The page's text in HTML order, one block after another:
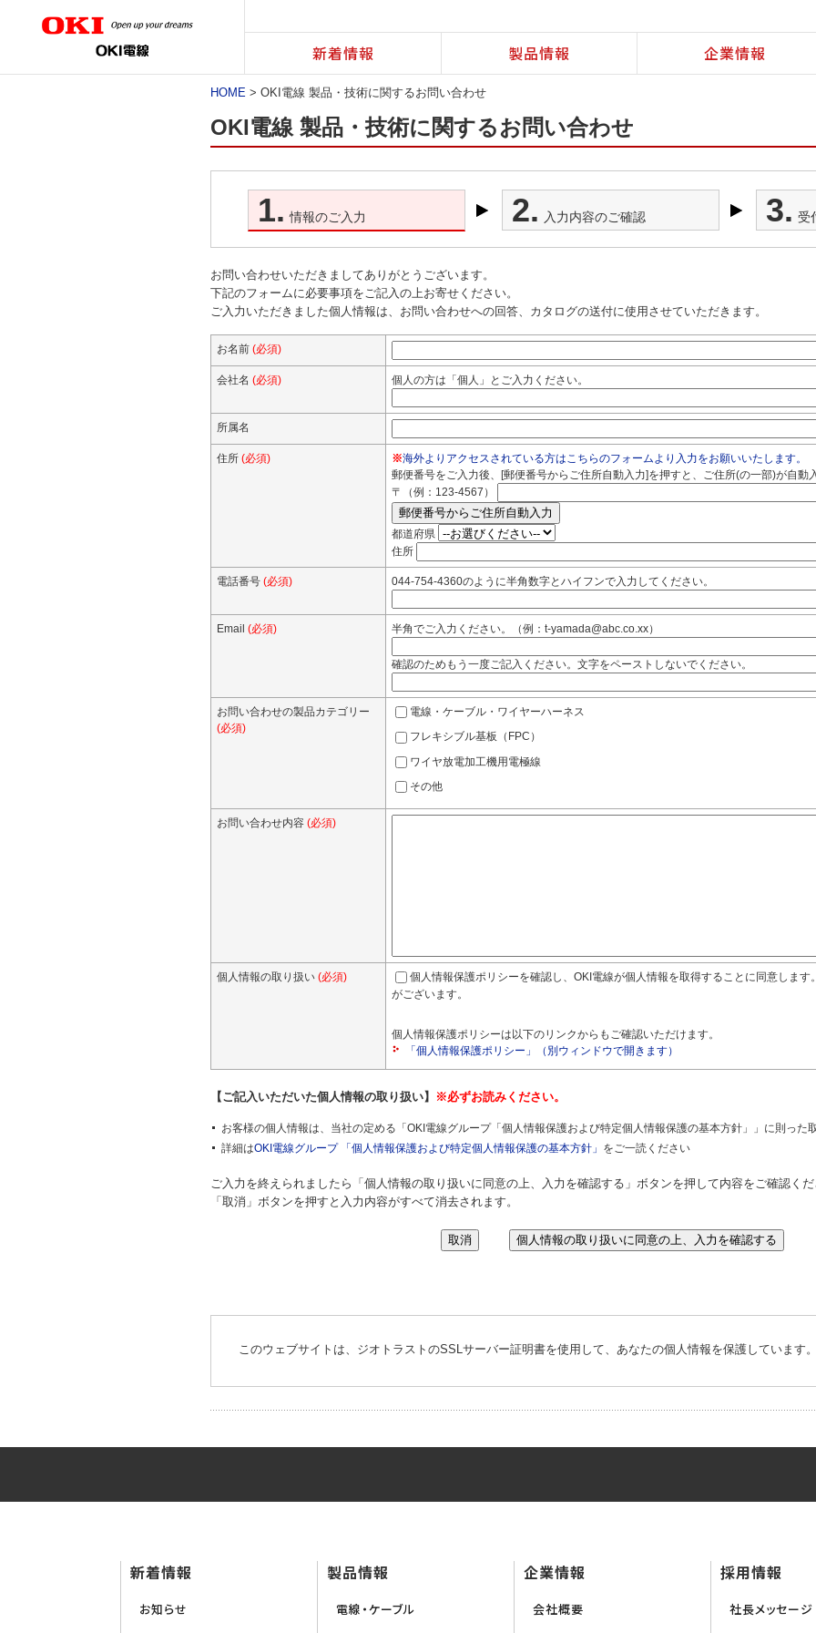
新着情報 製品情報 企業情報
HOME > OKI電線 製品・技術に関するお問い合わせ
OKI電線 製品・技術に関するお問い合わせ
1. 情報のご入力 2. 入力内容のご確認 3. 受
お問い合わせいただきましてありがとうございます。
下記のフォームに必要事項をご記入の上お寄せください。
ご入力いただきました個人情報は、お問い合わせへの回答、カタログの送付に使用させていただきます。
お名前 (必須)
会社名 (必須) 個人の方は「個人」とご入力ください。
所属名
住所 (必須) ※海外よりアクセスされている方はこちらのフォームより入力をお願いいたします。
郵便番号をご入力後、[郵便番号からご住所自動入力]を押すと、ご住所(の一部)が自動
〒（例：123-4567）
都道府県
住所
電話番号 (必須) 044-754-4360のように半角数字とハイフンで入力してください。
Email (必須) 半角でご入力ください。（例：t-yamada@abc.co.xx）
確認のためもう一度ご記入ください。文字をペーストしないでください。
お問い合わせの製品カテゴリー
(必須)
電線・ケーブル・ワイヤーハーネス
フレキシブル基板（FPC）
ワイヤ放電加工機用電極線
その他
お問い合わせ内容 (必須)
個人情報の取り扱い (必須)
個人情報保護ポリシーを確認し、OKI電線が個人情報を取得することに同意しま
がございます。
個人情報保護ポリシーは以下のリンクからもご確認いただけます。
「個人情報保護ポリシー」（別ウィンドウで開きます）
【ご記入いただいた個人情報の取り扱い】 ※必ずお読みください。
お客様の個人情報は、当社の定める「OKI電線グループ「個人情報保護および特定個人情報保護の基本方針」」に則った
詳細はOKI電線グループ 「個人情報保護および特定個人情報保護の基本方針」 をご一読ください
ご入力を終えられましたら「個人情報の取り扱いに同意の上、入力を確認する」ボタンを押して内容をご確認くだ
「取消」ボタンを押すと入力内容がすべて消去されます。
このウェブサイトは、ジオトラストのSSLサーバー証明書を使用して、あなたの個人情報を保護しています。
新着情報
お知らせ
製品情報
電線・ケーブル
企業情報
会社概要
採用情報
社長メッセージ